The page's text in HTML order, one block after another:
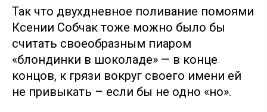
Так что двухдневное поливание помоями
Ксении Собчак тоже можно было бы
считать своеобразным пиаром
«блондинки в шоколаде» — в конце
концов, к грязи вокруг своего имени ей
не привыкать – если бы не одно «но».